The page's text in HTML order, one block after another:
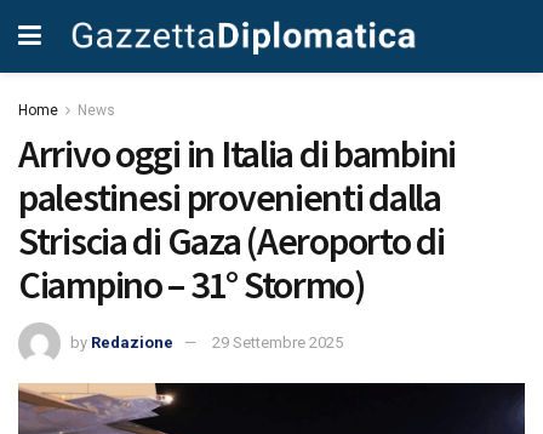
Home News
Arrivo oggi in Italia di bambini
palestinesi provenienti dalla
Striscia di Gaza (Aeroporto di
Ciampino – 31° Stormo)
by Redazione 29 Settembre 2025